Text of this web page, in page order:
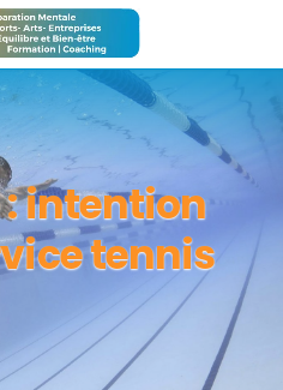
:intention
tennis